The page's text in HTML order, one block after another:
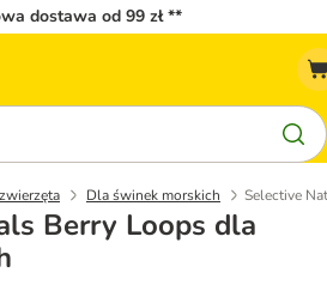
dostawa od 99 zł **
Dla świnek morskich Selective
Berry Loops dla